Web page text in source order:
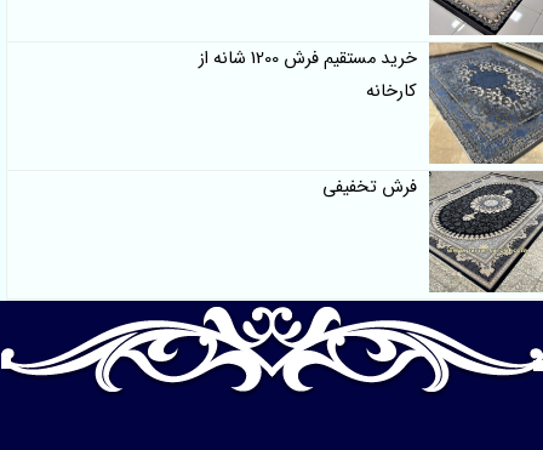
خرید مستقیم فرش 1200 شانه از
کارخانه
فرش تخفیفی